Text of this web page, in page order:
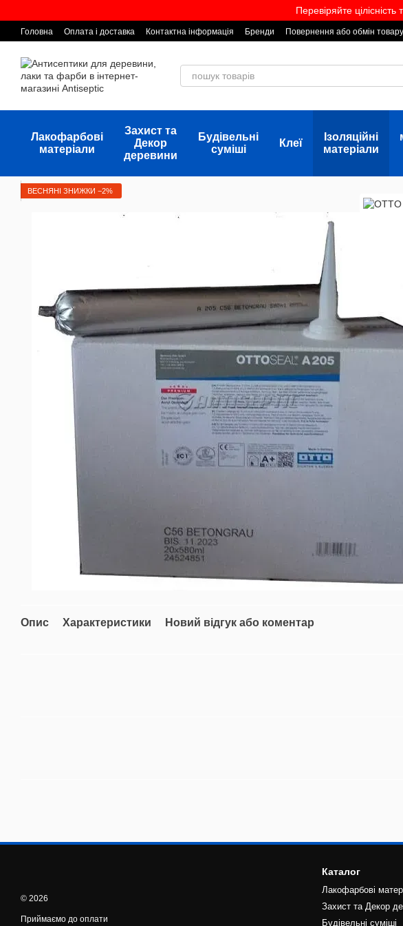
Перевіряйте
Головна Оплата і доставка Контактна інформація Бренди Повернення або обмін товару
Лакофарбові
матеріали
Захист та
Декор
деревини
Будівельні
суміші
Клеї
Ізоляційні
матеріали
ВЕСНЯНІ ЗНИЖКИ −2%
Опис Характеристики Новий відгук або коментар
© 2026
Приймаємо до оплати
Каталог
Лакофарбові
Захист та Декор
Будівельні суміші